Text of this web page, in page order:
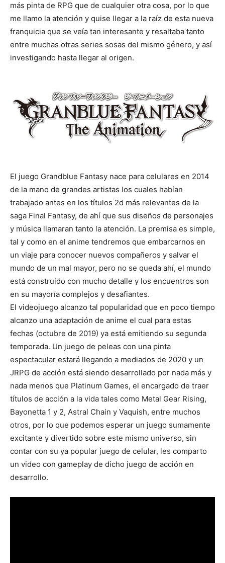
más pinta de RPG que de cualquier otra cosa, por lo que
me llamo la atención y quise llegar a la raíz de esta nueva
franquicia que se veía tan interesante y resaltaba tanto
entre muchas otras series sosas del mismo género, y así
investigando hasta llegar al origen.
El juego Grandblue Fantasy nace para celulares en 2014
de la mano de grandes artistas los cuales habían
trabajado antes en los títulos 2d más relevantes de la
saga Final Fantasy, de ahí que sus diseños de personajes
y música llamaran tanto la atención. La premisa es simple,
tal y como en el anime tendremos que embarcarnos en
un viaje para conocer nuevos compañeros y salvar el
mundo de un mal mayor, pero no se queda ahí, el mundo
está construido con mucho detalle y los encuentros son
en su mayoría complejos y desafiantes.
El videojuego alcanzo tal popularidad que en poco tiempo
alcanzo una adaptación de anime el cual para estas
fechas (octubre de 2019) ya está emitiendo su segunda
temporada. Un juego de peleas con una pinta
espectacular estará llegando a mediados de 2020 y un
JRPG de acción está siendo desarrollado por nada más y
nada menos que Platinum Games, el encargado de traer
títulos de acción a la vida tales como Metal Gear Rising,
Bayonetta 1 y 2, Astral Chain y Vaquish, entre muchos
otros, por lo que podemos esperar un juego sumamente
excitante y divertido sobre este mismo universo, sin
contar con su ya popular juego de celular, les comparto
un video con gameplay de dicho juego de acción en
desarrollo.